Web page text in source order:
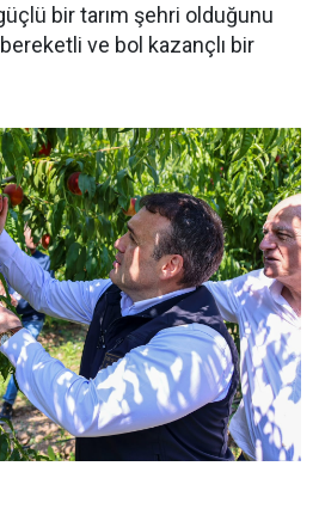
bir tarım şehri olduğunu
ve bol kazançlı bir